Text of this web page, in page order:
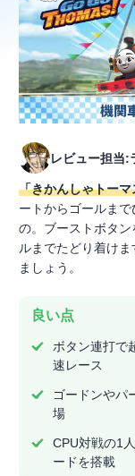
レビュー担当:
「きかんしゃトー
ートからゴールま
の。ブーストボタ
ルまでたどり着け
ましょう。
良い点
ボタン連打で
速レース
ゴードンやパ
場
CPU対戦の1
ードを搭載